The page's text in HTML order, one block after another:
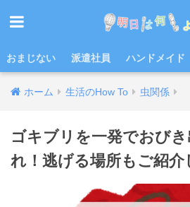
おまじない 派遣社員 ハンドメイド
ホーム 生活のHow To 虫関係
ゴキブリを一発でおび
れ！逃げる場所もご紹介